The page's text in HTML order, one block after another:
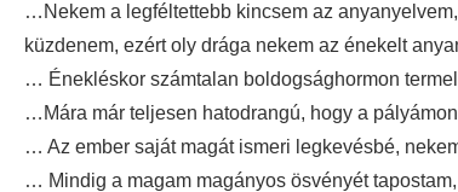
…Nekem a legféltettebb kincsem az
küzdenem, ezért oly drága nekem az énekelt
… Énekléskor számtalan boldogsághormon
…Mára már teljesen hatodrangú, hogy a
… Az ember saját magát ismeri legkevésbé,
… Mindig a magam magányos ösvényét